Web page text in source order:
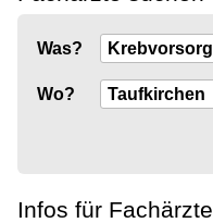
Was?
Wo?
Infos für Fachärzte